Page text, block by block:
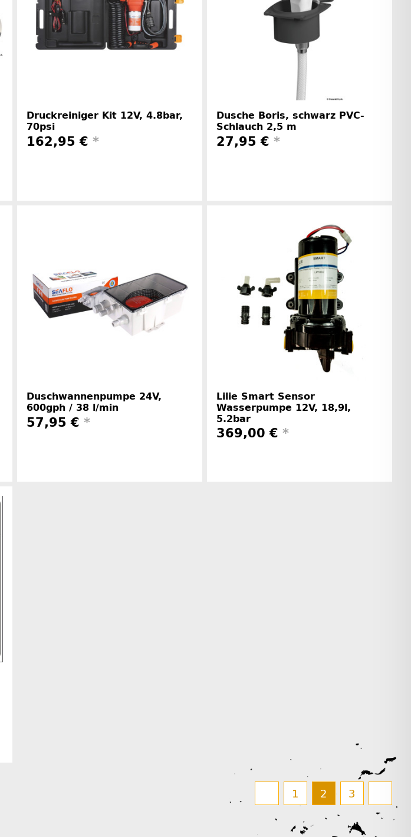
Druckreiniger Kit 12V, 4.8bar,
70psi
162,95 € *
Dusche Boris, schwarz PVC-
Schlauch 2,5 m
27,95 € *
Herstellerinformationen
Duschwannenpumpe 24V,
600gph / 38 l/min
57,95 € *
Lilie Smart Sensor
Wasserpumpe 12V, 18,9l,
5.2bar
369,00 € *
1 2 3